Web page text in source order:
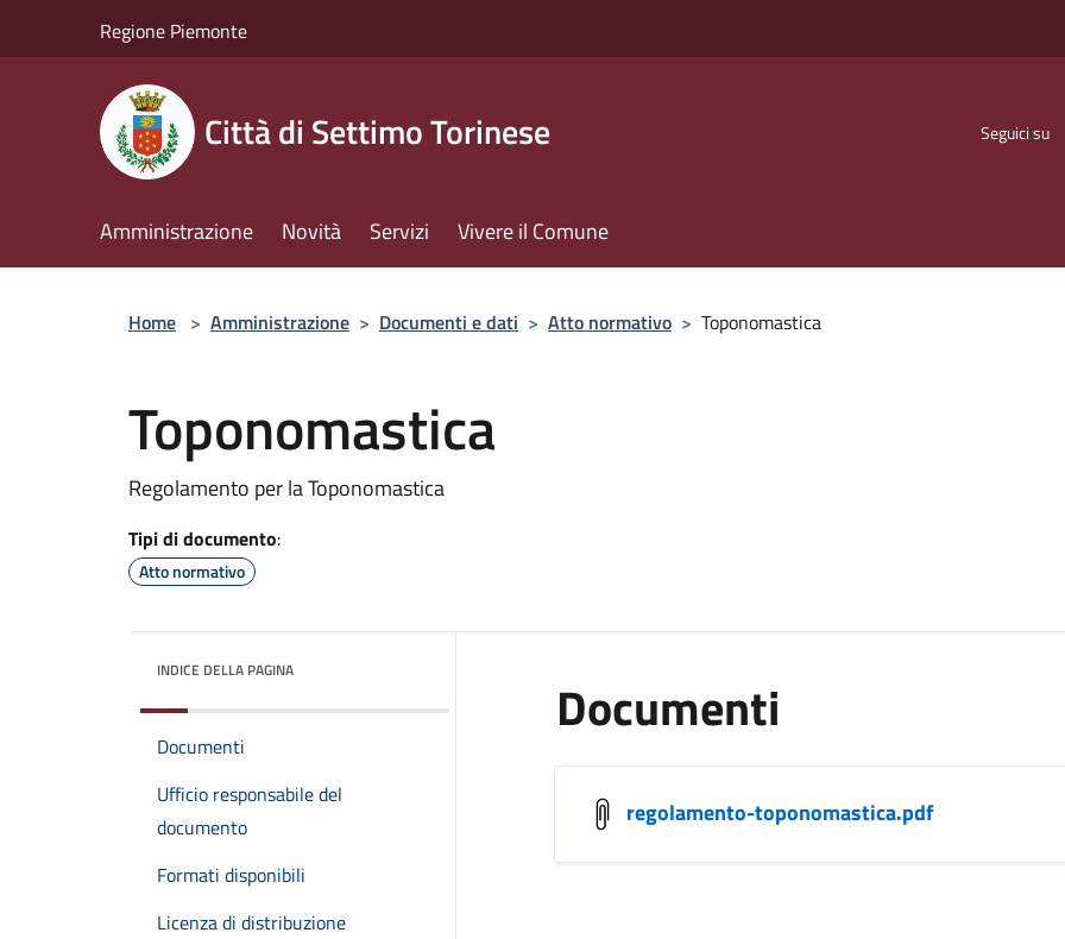
Regione Piemonte
Città di Settimo Torinese Seguici su
Amministrazione Novità Servizi Vivere il Comune
Home > Amministrazione > Documenti e dati > Atto normativo > Toponomastica
Toponomastica
Regolamento per la Toponomastica
Tipi di documento:
Atto normativo
INDICE DELLA PAGINA
Documenti
Ufficio responsabile del
documento
Formati disponibili
Licenza di distribuzione
Documenti
regolamento-toponomastica.pdf